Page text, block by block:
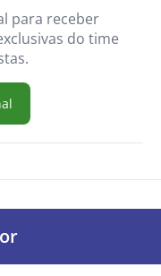
para receber
do time